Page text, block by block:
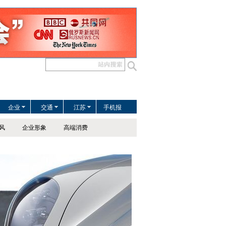
企业 交通 江苏 手机报
企业形象 高端消费